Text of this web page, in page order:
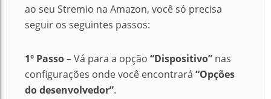
ao seu Stremio na Amazon, você só precisa
seguir os seguintes passos:
1º Passo– Vá para a opção “Dispositivo” nas
configurações onde você encontrará “Opções
do desenvolvedor”.